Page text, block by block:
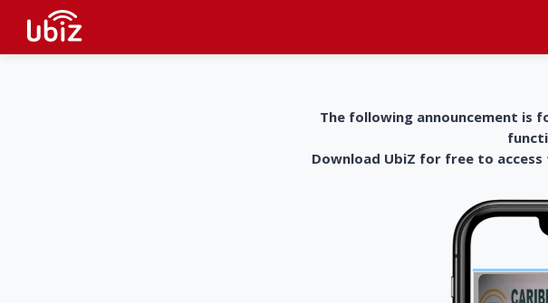
The following announcement is
Download UbiZ for free to